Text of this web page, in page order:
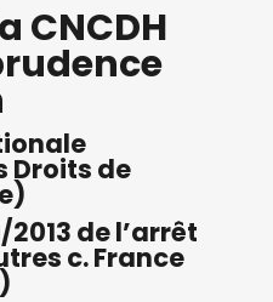
CNCDH
Droits de
2013 de l’arrêt
c.France